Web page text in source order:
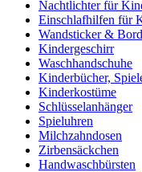
Nachtlichter für
Einschlafhilfen für
Wandsticker &
Kindergeschirr
Waschhandschuhe
Kinderbücher,
Kinderkostüme
Schlüsselanhänger
Spieluhren
Milchzahndosen
Zirbensäckchen
Handwaschbürsten